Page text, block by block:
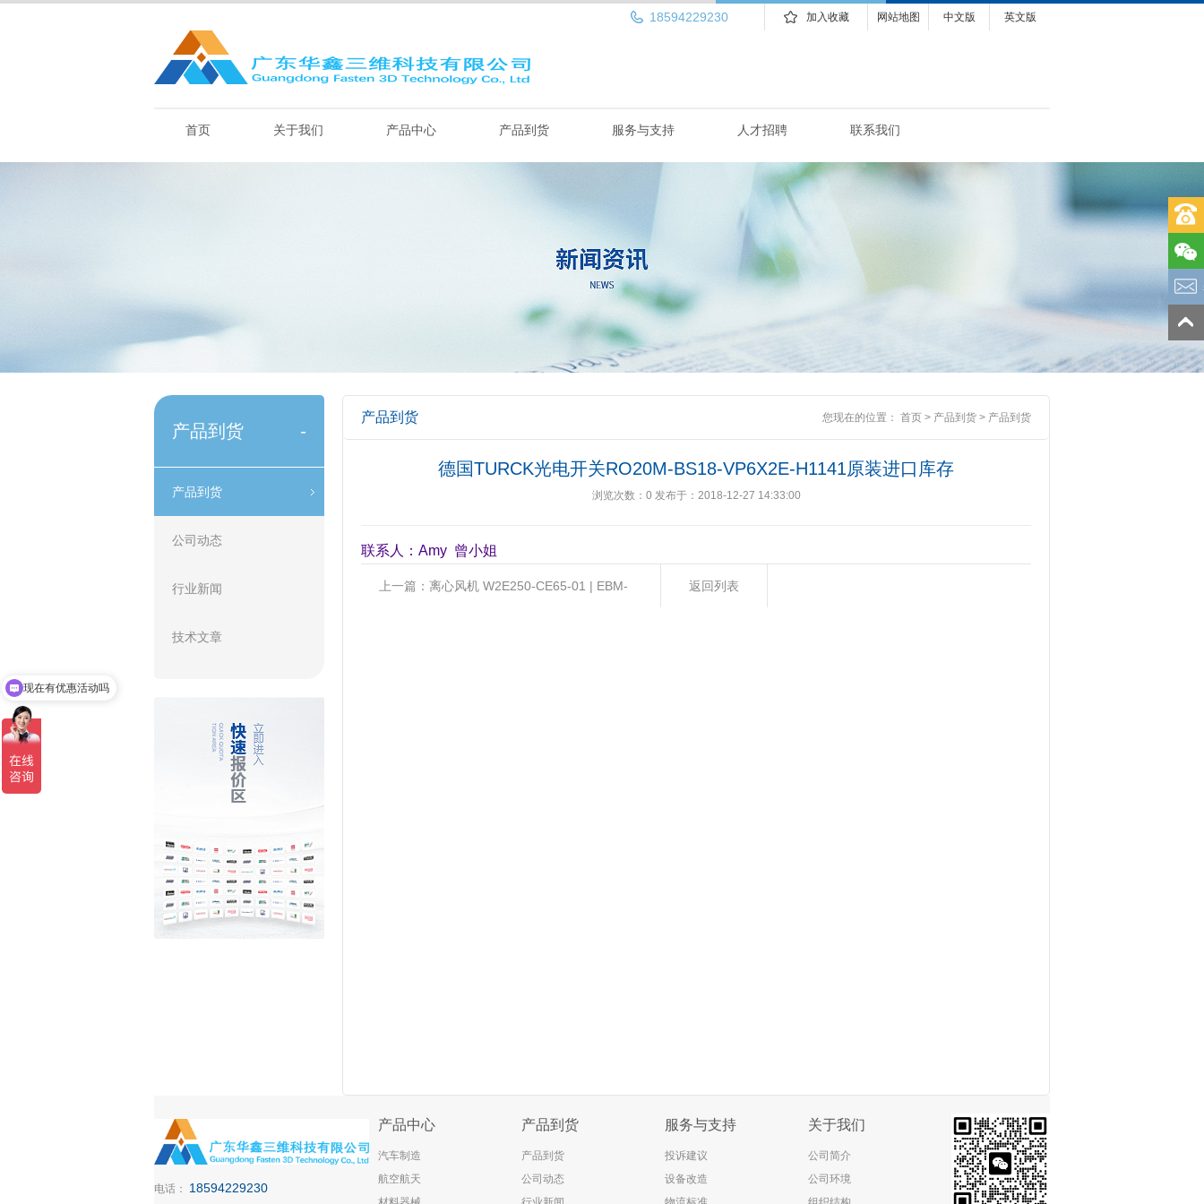
英文版
中文版
网站地图
加入收藏
18594229230
首页 关于我们 产品中心 产品到货 服务与支持 人才招聘 联系我们
产品到货 -
产品到货
公司动态
行业新闻
技术文章
产品到货 您现在的位置： 首页 > 产品到货 > 产品到货
德国TURCK光电开关RO20M-BS18-VP6X2E-H1141原装进口库存
浏览次数： 0 发布于：2018-12-27 14:33:00
联系人：Amy 曾小姐
上一篇： 离心风机 W2E250-CE65-01 | EBM- 返回列表
电话： 18594229230
产品中心
汽车制造
航空航天
产品到货
产品到货
公司动态
服务与支持
投诉建议
设备改造
关于我们
公司简介
公司环境
现在有优惠活动吗